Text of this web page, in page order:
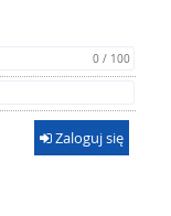
0 / 100
Zaloguj się